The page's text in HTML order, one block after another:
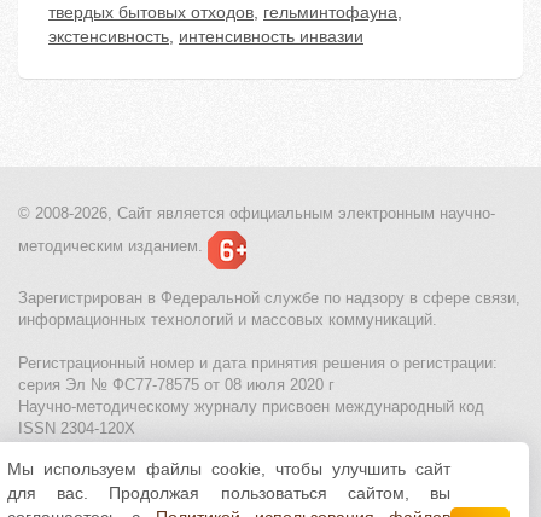
твердых бытовых отходов, гельминтофауна,
экстенсивность, интенсивность инвазии
© 2008-2026, Сайт является официальным электронным научно-
методическим изданием.
Зарегистрирован в Федеральной службе по надзору в сфере связи,
информационных технологий и массовых коммуникаций.
Регистрационный номер и дата принятия решения о регистрации:
серия Эл № ФС77-78575 от 08 июля 2020 г
Научно-методическому журналу присвоен международный код
ISSN 2304-120X
МЦИТО|Школьные олимпиады и онлайн конкурсы для детей
Политика использования файлов cookie| Политика обработки и
Мы используем файлы cookie, чтобы улучшить сайт
для вас. Продолжая пользоваться сайтом, вы